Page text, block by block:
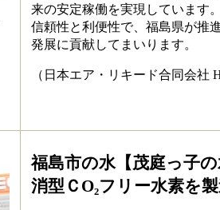
来の安定稼働を実現しています
信頼性と利便性で、福島県が推
発展に貢献してまいります。
（日本エア・リキード合同会社
福島市の水【茂庭っ子
消型ＣO₂フリー水素を